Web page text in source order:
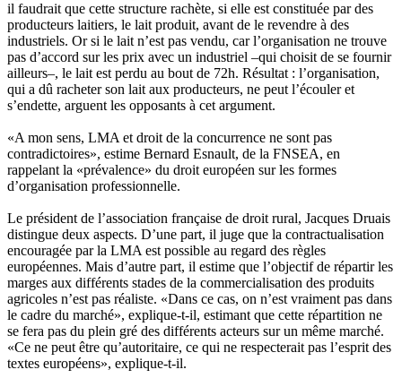
il faudrait que cette structure rachète, si elle est constituée par des
producteurs laitiers, le lait produit, avant de le revendre à des
industriels. Or si le lait n’est pas vendu, car l’organisation ne trouve
pas d’accord sur les prix avec un industriel –qui choisit de se fournir
ailleurs–, le lait est perdu au bout de 72h. Résultat : l’organisation,
qui a dû racheter son lait aux producteurs, ne peut l’écouler et
s’endette, arguent les opposants à cet argument.
«A mon sens, LMA et droit de la concurrence ne sont pas
contradictoires», estime Bernard Esnault, de la FNSEA, en
rappelant la «prévalence» du droit européen sur les formes
d’organisation professionnelle.
Le président de l’association française de droit rural, Jacques Druais
distingue deux aspects. D’une part, il juge que la contractualisation
encouragée par la LMA est possible au regard des règles
européennes. Mais d’autre part, il estime que l’objectif de répartir les
marges aux différents stades de la commercialisation des produits
agricoles n’est pas réaliste. «Dans ce cas, on n’est vraiment pas dans
le cadre du marché», explique-t-il, estimant que cette répartition ne
se fera pas du plein gré des différents acteurs sur un même marché.
«Ce ne peut être qu’autoritaire, ce qui ne respecterait pas l’esprit des
textes européens», explique-t-il.